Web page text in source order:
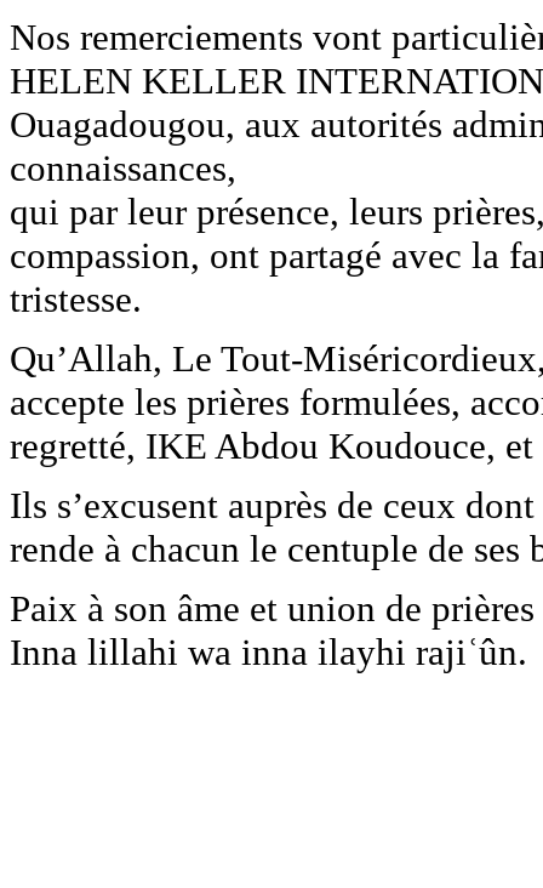
Nos remerciements vont
HELEN KELLER
Ouagadougou, aux autorités
connaissances,
qui par leur présence, leurs
compassion, ont partagé avec la
tristesse.
Qu’Allah, Le Tout-
accepte les prières formulées,
regretté, IKE Abdou Koudouce,
Ils s’excusent auprès de ceux
rende à chacun le centuple de ses
Paix à son âme et union de prières
Inna lillahi wa inna ilayhi rajiʿûn.